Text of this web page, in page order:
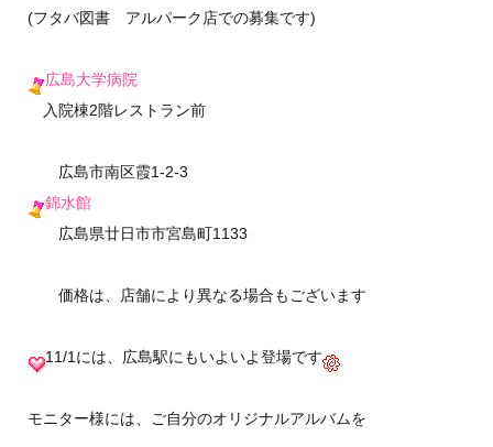
(フタバ図書 アルパーク店での募集です)
広島大学病院
入院棟2階レストラン前
広島市南区霞1-2-3
錦水館
広島県廿日市市宮島町1133
価格は、店舗により異なる場合もございます
11/1には、広島駅にもいよいよ登場です
モニター様には、ご自分のオリジナルアルバムを